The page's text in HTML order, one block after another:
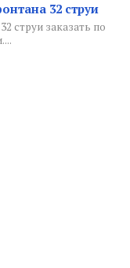
32 струи
струи заказать по